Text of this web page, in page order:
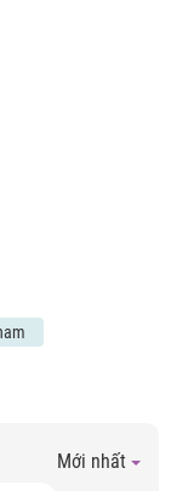
Mới nhất